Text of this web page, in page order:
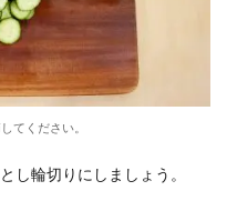
てください。
し輪切りにしましょう。